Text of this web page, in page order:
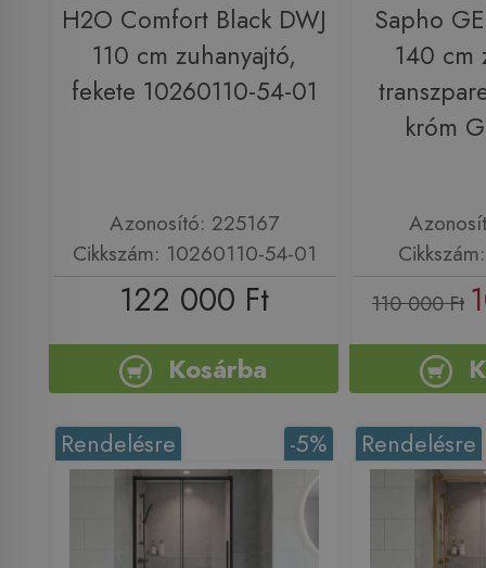
H2O Comfort Black DWJ
110 cm zuhanyajtó,
fekete 10260110-54-01
Azonosító: 225167
Cikkszám: 10260110-54-01
122 000 Ft
Kosárba
Sapho
140 cm
króm
110 000 Ft
-5%
Rendelésre Rendelésre